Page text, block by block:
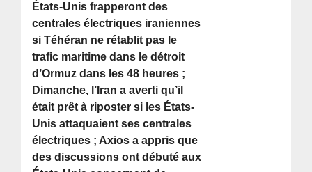
États-Unis frapperont des
centrales électriques iraniennes
si Téhéran ne rétablit pas le
trafic maritime dans le détroit
d’Ormuz dans les 48 heures ;
Dimanche, l’Iran a averti qu’il
était prêt à riposter si les États-
Unis attaquaient ses centrales
électriques ; Axios a appris que
des discussions ont débuté aux